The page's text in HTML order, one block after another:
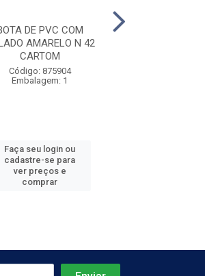
DE PVC COM
AMARELO N 42
CARTOM
Código: 875904
Embalagem: 1
Faça seu login ou
cadastre-se para
ver preços e
comprar